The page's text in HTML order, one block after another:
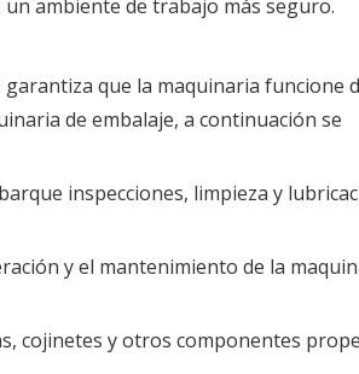
ambiente de trabajo más seguro.
que la maquinaria funcione
de embalaje, a continuación se
inspecciones, limpieza y
y el mantenimiento de la
cojinetes y otros componentes